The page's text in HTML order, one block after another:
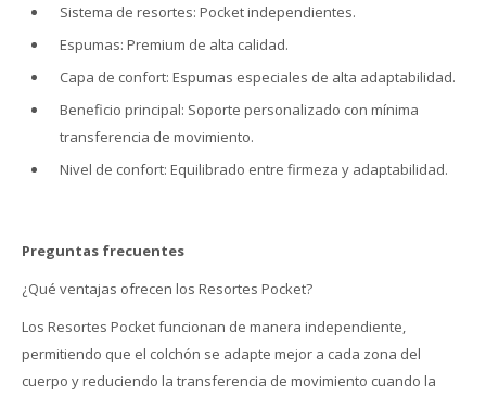
Sistema de resortes: Pocket independientes.
Espumas: Premium de alta calidad.
Capa de confort: Espumas especiales de alta adaptabilidad.
Beneficio principal: Soporte personalizado con mínima
transferencia de movimiento.
Nivel de confort: Equilibrado entre firmeza y adaptabilidad.
Preguntas frecuentes
¿Qué ventajas ofrecen los Resortes Pocket?
Los Resortes Pocket funcionan de manera independiente,
permitiendo que el colchón se adapte mejor a cada zona del
cuerpo y reduciendo la transferencia de movimiento cuando la